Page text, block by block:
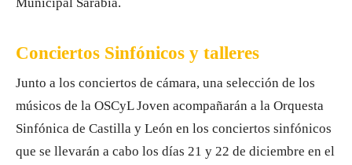
Conciertos Sinfónicos y talleres
Junto a los conciertos de cámara, una selección de los
músicos de la OSCyL Joven acompañarán a la Orquesta
Sinfónica de Castilla y León en los conciertos sinfónicos
que se llevarán a cabo los días 21 y 22 de diciembre en el